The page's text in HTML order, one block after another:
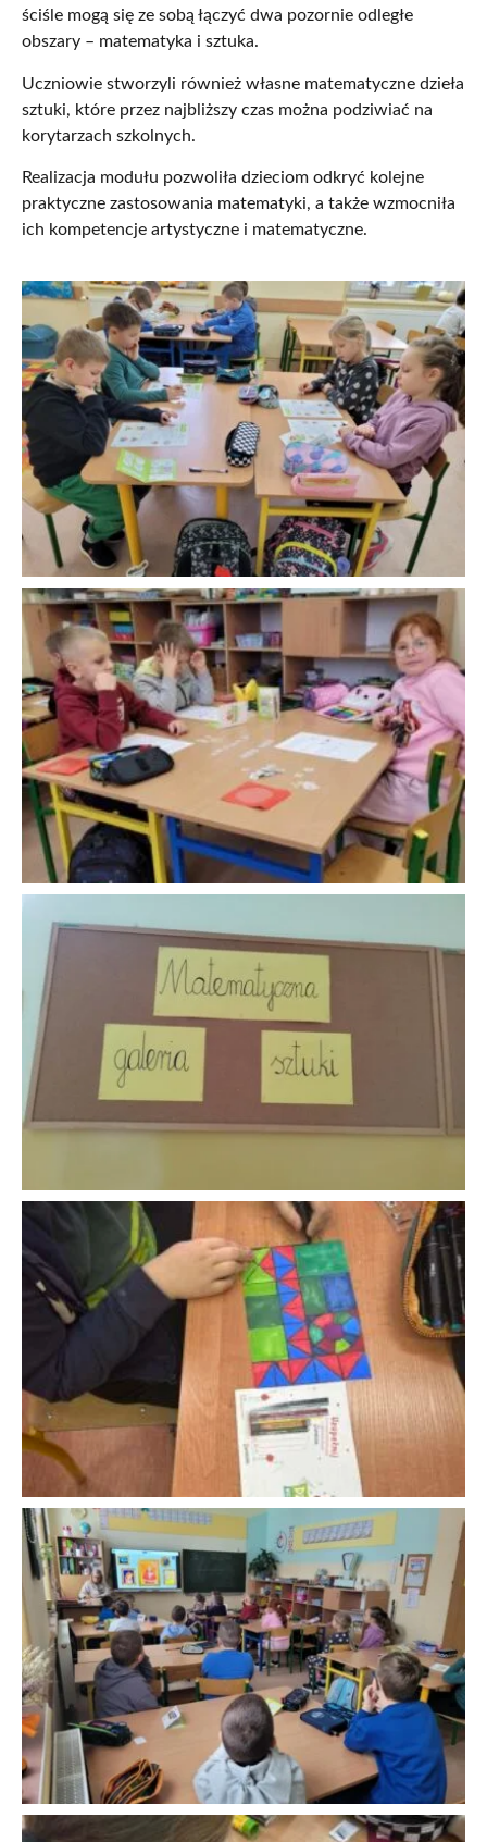
ściśle mogą się ze sobą łączyć dwa pozornie odległe
obszary – matematyka i sztuka.
Uczniowie stworzyli również własne matematyczne dzieła
sztuki, które przez najbliższy czas można podziwiać na
korytarzach szkolnych.
Realizacja modułu pozwoliła dzieciom odkryć kolejne
praktyczne zastosowania matematyki, a także wzmocniła
ich kompetencje artystyczne i matematyczne.